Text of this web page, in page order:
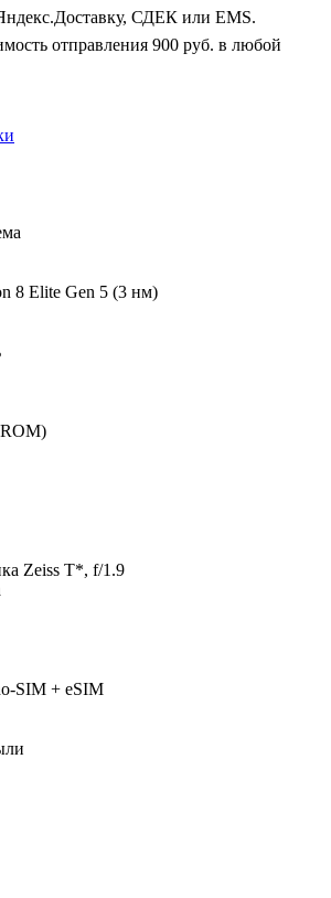
СДЕК или EMS.
отправления 900 руб. в любой
8 Elite Gen 5 (3 нм)
Zeiss T*, f/1.9
SIM + eSIM